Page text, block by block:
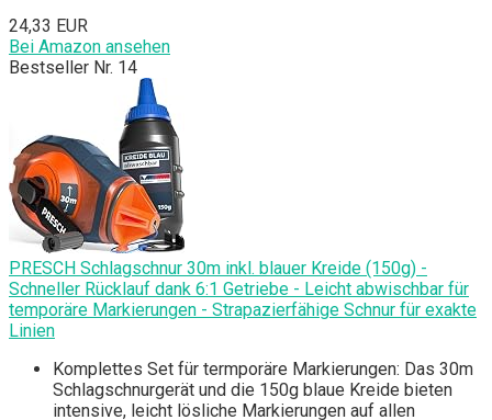
24,33 EUR
Bei Amazon ansehen
Bestseller Nr. 14
PRESCH Schlagschnur 30m inkl. blauer Kreide (150g) -
Schneller Rücklauf dank 6:1 Getriebe - Leicht abwischbar für
temporäre Markierungen - Strapazierfähige Schnur für exakte
Linien
Komplettes Set für termporäre Markierungen: Das 30m
Schlagschnurgerät und die 150g blaue Kreide bieten
intensive, leicht lösliche Markierungen auf allen